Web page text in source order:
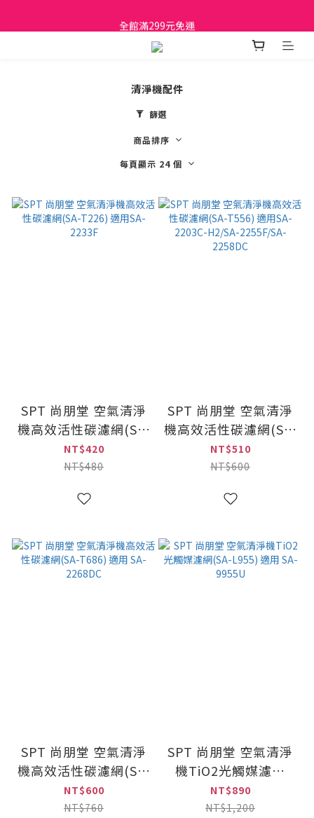
日立家電、國際牌 原廠管制價格 私訊優惠價
清淨機配件
篩選
商品排序
每頁顯示 24 個
SPT 尚朋堂 空氣清淨
機高效活性碳濾網(SA-
T226) 適用SA-2233F
NT$420
NT$480
SPT 尚朋堂 空氣清淨
機高效活性碳濾網(SA-
T556) 適用SA-2203C-
H2/SA-2255F/SA-
NT$510
NT$600
SPT 尚朋堂 空氣清淨
機高效活性碳濾網(SA-
T686) 適用 SA-
2268DC
NT$600
NT$760
SPT 尚朋堂 空氣清淨
機TiO2光觸媒濾網
(SA-L955) 適用 SA-
9955U
NT$890
NT$1,200